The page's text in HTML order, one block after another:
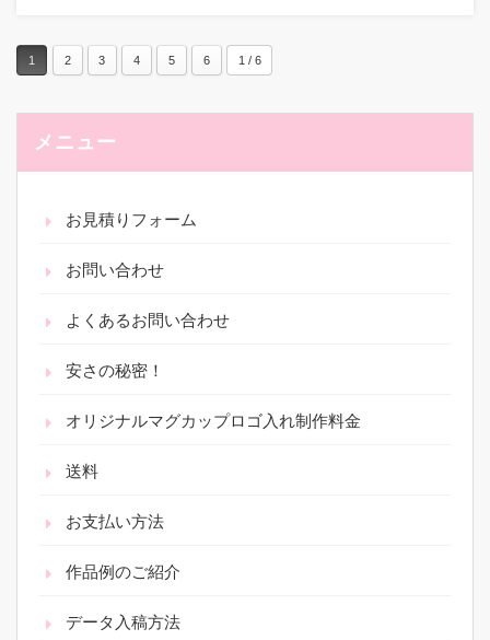
1 2 3 4 5 6 1 / 6
メニュー
お見積りフォーム
お問い合わせ
よくあるお問い合わせ
安さの秘密！
オリジナルマグカップロゴ入れ制作料金
送料
お支払い方法
作品例のご紹介
データ入稿方法